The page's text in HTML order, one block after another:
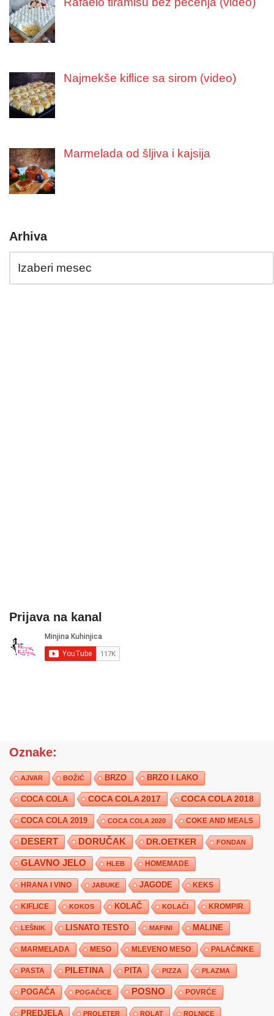
Najmekše kiflice sa sirom (video)
Marmelada od šljiva i kajsija
Arhiva
Prijava na kanal
Oznake:
AJVAR BOŽIĆ BRZO BRZO I LAKO
COCA COLA COCA COLA 2017 COCA COLA 2018
COCA COLA 2019 COCA COLA 2020 COKE AND MEALS
DESERT DORUČAK DR.OETKER FONDAN
GLAVNO JELO HLEB HOMEMADE
HRANA I VINO JABUKE JAGODE KEKS
KIFLICE KOKOS KOLAČ KOLAČI KROMPIR
LEŠNIK LISNATO TESTO MAFINI MALINE
MARMELADA MESO MLEVENO MESO PALAČINKE
PASTA PILETINA PITA PIZZA PLAZMA
POGAČA POGAČICE POSNO POVRĆE
PREDJELA PROLETER ROLAT ROLNICE